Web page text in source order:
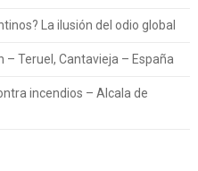
La ilusión del odio global
Teruel, Cantavieja – España
incendios – Alcala de